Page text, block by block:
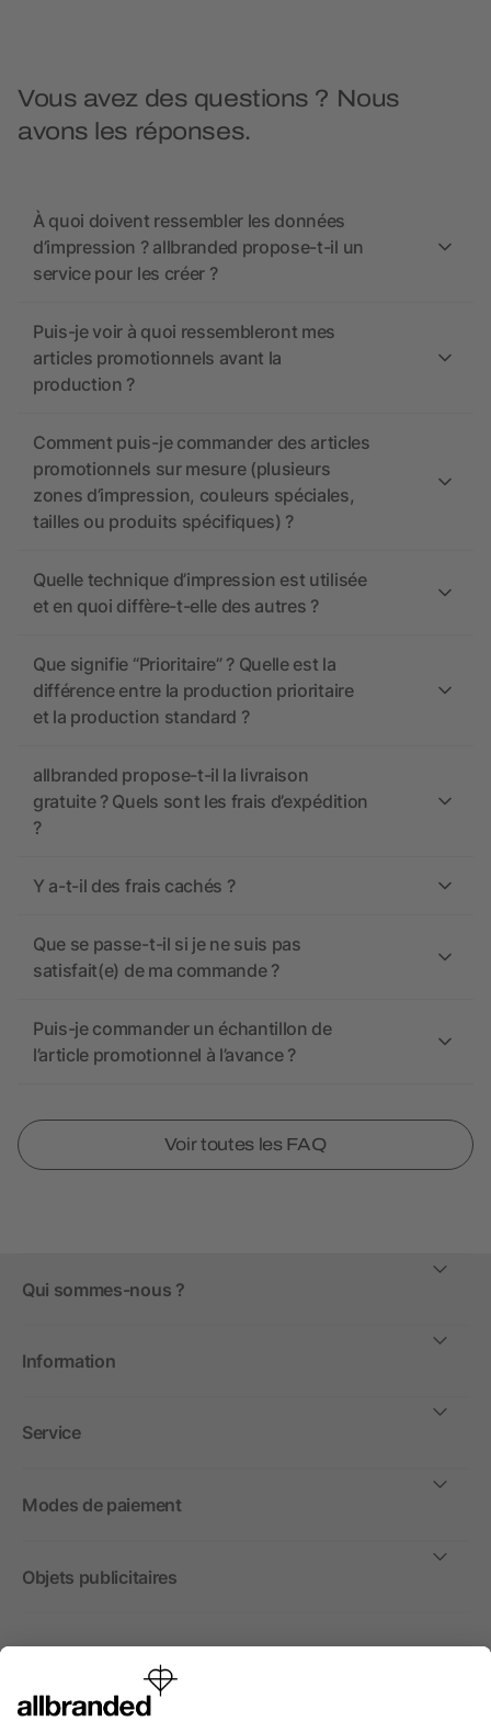
Vous avez des questions ? Nous
avons les réponses.
À quoi doivent ressembler les données
d’impression ? allbranded propose-t-il un
service pour les créer ?
Puis-je voir à quoi ressembleront mes
articles promotionnels avant la
production ?
Comment puis-je commander des articles
promotionnels sur mesure (plusieurs
zones d’impression, couleurs spéciales,
tailles ou produits spécifiques) ?
Quelle technique d’impression est utilisée
et en quoi diffère-t-elle des autres ?
Que signifie “Prioritaire” ? Quelle est la
différence entre la production prioritaire
et la production standard ?
allbranded propose-t-il la livraison
gratuite ? Quels sont les frais d’expédition
?
Y a-t-il des frais cachés ?
Que se passe-t-il si je ne suis pas
satisfait(e) de ma commande ?
Puis-je commander un échantillon de
l’article promotionnel à l’avance ?
Voir toutes les FAQ
Qui sommes-nous ?
Information
Service
Modes de paiement
Objets publicitaires
International